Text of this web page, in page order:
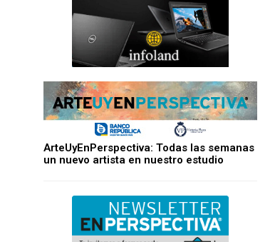
ArteUyEnPerspectiva: Todas las semanas
un nuevo artista en nuestro estudio